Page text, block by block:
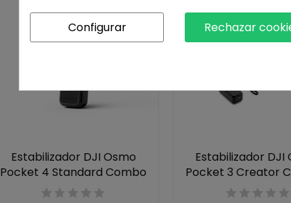
Estabilizador DJI Osmo
Pocket 4 Standard Combo
Estabilizador DJI
Pocket 3 Creator
Rechazar
Configurar